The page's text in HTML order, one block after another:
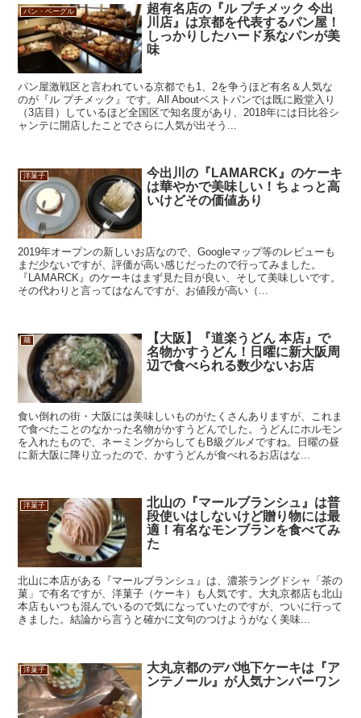
パン・ベーグル
超有名店の『ル プチメック 今出
川店』は京都を代表するパン屋！
しっかりしたハード系なパンが美
味
パン屋激戦区と言われている京都でも1、2を争うほど有名＆人気な
のが『ル プチメック』です。All Aboutベストパンでは既に殿堂入り
（3店目）しているほど全国区で知名度があり、2018年には日比谷シ
ャンテに開店したことでさらに人気が出そう...
洋菓子
今出川の『LAMARCK』のケーキ
は華やかで美味しい！ちょっと高
いけどその価値あり
2019年オープンの新しいお店なので、Googleマップ等のレビューも
まだ少ないですが、評価が高い感じだったので行ってみました。
『LAMARCK』のケーキはまず見た目が良い、そして美味しいです。
その代わりと言ってはなんですが、お値段が高い（...
麺
【大阪】『道楽うどん 本店』で
名物かすうどん！日曜に新大阪周
辺で食べられる数少ないお店
食い倒れの街・大阪には美味しいものがたくさんありますが、これま
で食べたことのなかった名物がかすうどんでした。うどんにホルモン
を入れたもので、ネーミングからしてもB級グルメですね。日曜の昼
に新大阪に降り立ったので、かすうどんが食べれるお店はな...
洋菓子
北山の『マールブランシュ』は普
段使いはしないけど贈り物には最
適！有名なモンブランを食べてみ
た
北山に本店がある『マールブランシュ』は、濃茶ラングドシャ「茶の
菓」で有名ですが、洋菓子（ケーキ）も人気です。大丸京都店も北山
本店もいつも混んでいるので気になっていたのですが、ついに行って
きました。結論から言うと確かに文句のつけようがなく美味...
洋菓子
大丸京都のデパ地下ケーキは『ア
ンテノール』が人気ナンバーワン